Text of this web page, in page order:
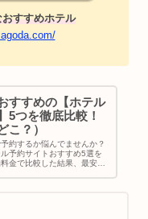
すすめホテル
すすめの【ホテル
5つを徹底比較！
こ？）
約するか悩んでませんか？
予約サイトおすすめ5選を
金で比較した結果、最安値